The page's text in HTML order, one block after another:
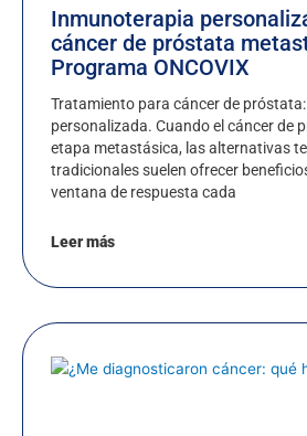
Inmunoterapia
cáncer de próstata
Programa ONCOVIX
Tratamiento para cáncer de
personalizada. Cuando el cáncer de
etapa metastásica, las alternativas
tradicionales suelen ofrecer
ventana de respuesta cada
Leer más